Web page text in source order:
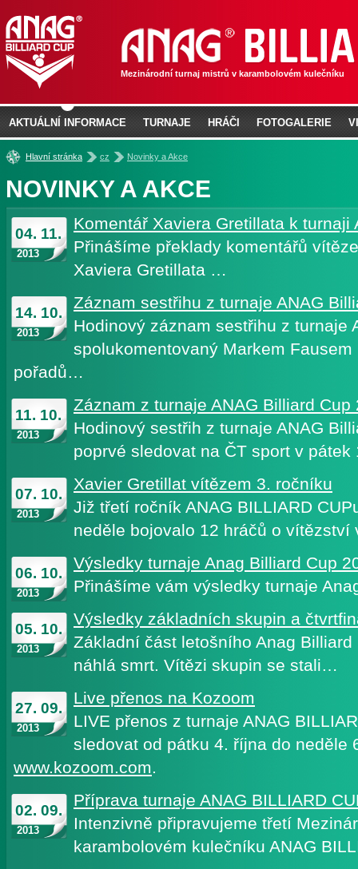
Hlavní stránka
» cz» Novinky a Akce
NOVINKY A AKCE
04. 11.
2013
Komentář Xaviera Gretillata k turnaji
Přinášíme překlady komentářů
Xaviera Gretillata …
14. 10.
2013
Záznam sestřihu z turnaje ANAG
Hodinový záznam sestřihu z turnaje
spolukomentovaný Markem
pořadů…
11. 10.
2013
Záznam z turnaje ANAG Billiard Cup
Hodinový sestřih z turnaje ANAG
poprvé sledovat na ČT sport v
07. 10.
2013
Xavier Gretillat vítězem 3. ročníku
Již třetí ročník ANAG BILLIARD
neděle bojovalo 12 hráčů o vítězství
06. 10.
2013
Výsledky turnaje Anag Billiard Cup
Přinášíme vám výsledky turnaje
05. 10.
2013
Výsledky základních skupin a
Základní část letošního Anag
náhlá smrt. Vítězi skupin se stali…
27. 09.
2013
Live přenos na Kozoom
LIVE přenos z turnaje ANAG
sledovat od pátku 4. října do neděle
www.kozoom.com.
02. 09.
2013
Příprava turnaje ANAG BILLIARD
Intenzivně připravujeme třetí
karambolovém kulečníku ANAG
Mezinárodní turnaj mistrů v karambolovém kulečníku
AKTUÁLNÍ INFORMACE TURNAJE HRÁČI FOTOGALERIE